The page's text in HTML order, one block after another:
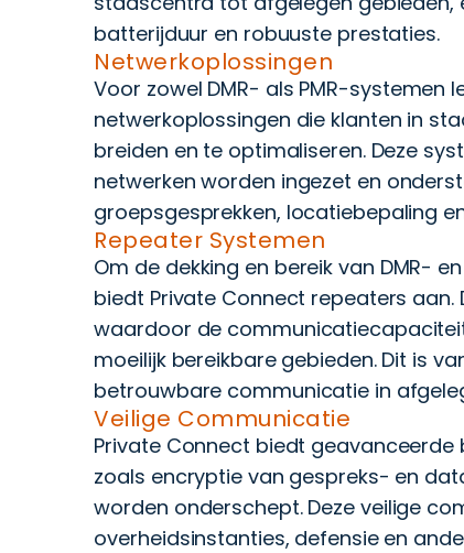
batterijduur en robuuste prestaties.
Netwerkoplossingen
Voor zowel DMR- als PMR-
netwerkoplossingen die klanten in
breiden en te optimaliseren. Deze
netwerken worden ingezet en
groepsgesprekken, locatiebepaling
Repeater Systemen
Om de dekking en bereik van DMR-
biedt Private Connect repeaters
waardoor de
moeilijk bereikbare gebieden. Dit is
betrouwbare communicatie in
Veilige Communicatie
Private Connect biedt geavanceerde
zoals encryptie van gespreks- en
worden onderschept. Deze veilige
overheidsinstanties, defensie en